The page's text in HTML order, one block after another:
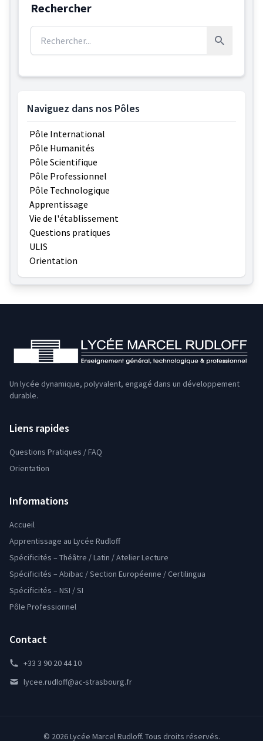
Rechercher
Rechercher
Naviguez dans nos Pôles
Pôle International
Pôle Humanités
Pôle Scientifique
Pôle Professionnel
Pôle Technologique
Apprentissage
Vie de l'établissement
Questions pratiques
ULIS
Orientation
Un lycée dynamique, polyvalent, engagé dans un développement
durable.
Liens rapides
Questions Pratiques / FAQ
Orientation
Informations
Accueil
Apprentissage au Lycée Rudloff
Spécificités – Théâtre / Latin / Atelier Lecture
Spécificités – Abibac / Section Européenne / Certilingua
Spécificités – NSI / SI
Pôle Professionnel
Contact
+33 3 90 20 44 10
lycee.rudloff@ac-strasbourg.fr
© 2026 Lycée Marcel Rudloff. Tous droits réservés.